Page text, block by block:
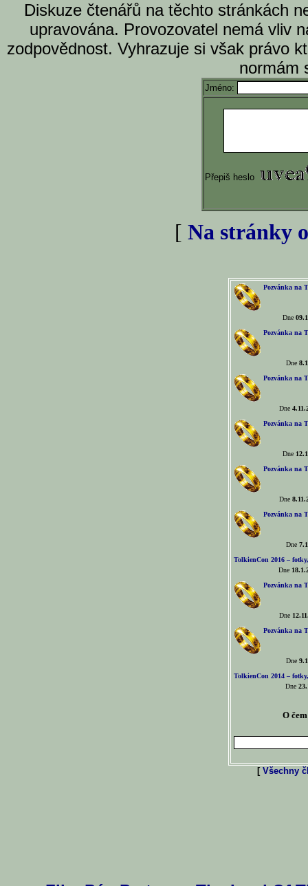
Diskuze čtenářů na těchto stránkách
upravována. Provozovatel nemá vliv
zodpovědnost. Vyhrazuje si však právo
normám
Jméno:
Přepiš heslo
[ Na stránky
Pozvánka na
Dne
Pozvánka na
Dne
Pozvánka na
Dne
Pozvánka na
Dne
Pozvánka na
Dne
Pozvánka na
Dne
TolkienCon 2016 –
Dne
Pozvánka na
Dne
Pozvánka na
Dne
TolkienCon 2014 –
Dne
O
[ Všechny